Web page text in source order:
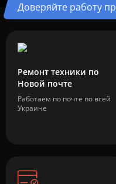
Доверяйте работу
Ремонт техники по
Новой почте
Работаем по почте по всей
Украине